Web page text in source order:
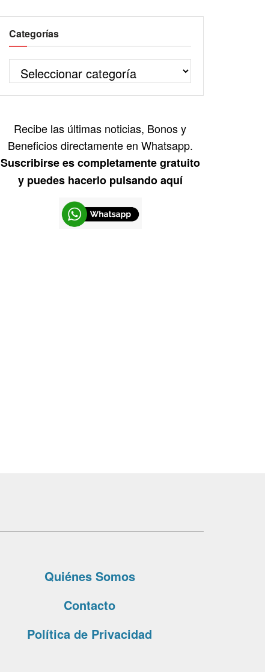
Categorías
Recibe las últimas noticias, Bonos y
Beneficios directamente en Whatsapp.
Suscribirse es completamente gratuito
y puedes hacerlo pulsando aquí
Quiénes Somos
Contacto
Política de Privacidad